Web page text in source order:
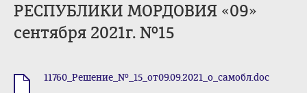
РЕСПУБЛИКИ МОРДОВИЯ «09»
сентября 2021г. №15
11760_Решение_№_15_от09.09.2021_о_самобл.doc